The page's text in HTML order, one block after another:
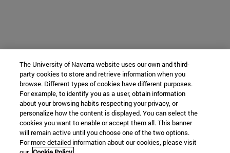
The University of Navarra website uses our own and third-
party cookies to store and retrieve information when you
browse. Different types of cookies have different purposes.
For example, to identify you as a user, obtain information
about your browsing habits respecting your privacy, or
personalize how the content is displayed. You can select the
cookies you want to enable or accept them all. This banner
will remain active until you choose one of the two options.
For more detailed information about our cookies, please visit